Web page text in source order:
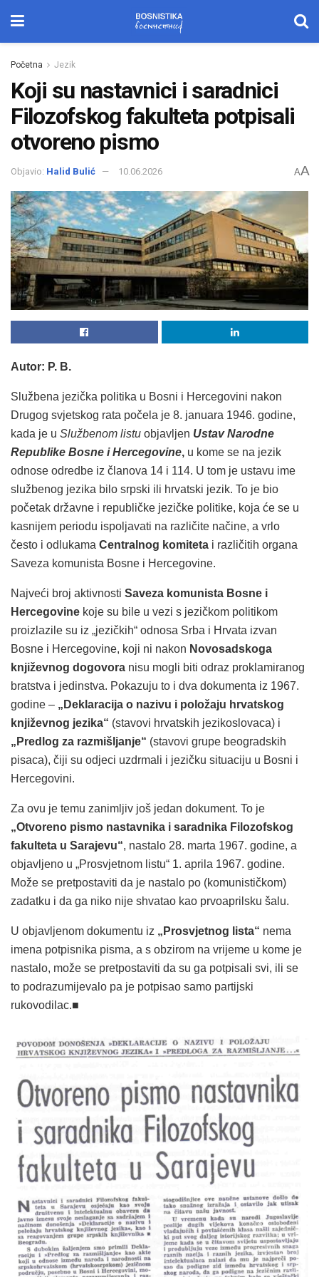
Početna Jezik
Koji su nastavnici i saradnici
Filozofskog fakulteta potpisali
otvoreno pismo
Objavio: Halid Bulić 10.06.2026 AA
Autor: P. B.
Službena jezička politika u Bosni i Hercegovini nakon
Drugog svjetskog rata počela je 8. januara 1946. godine,
kada je u Službenom listu objavljen Ustav Narodne
Republike Bosne i Hercegovine, u kome se na jezik
odnose odredbe iz članova 14 i 114. U tom je ustavu ime
službenog jezika bilo srpski ili hrvatski jezik. To je bio
početak državne i republičke jezičke politike, koja će se u
kasnijem periodu ispoljavati na različite načine, a vrlo
često i odlukama Centralnog komiteta i različitih organa
Saveza komunista Bosne i Hercegovine.
Najveći broj aktivnosti Saveza komunista Bosne i
Hercegovine koje su bile u vezi s jezičkom politikom
proizlazile su iz „jezičkih“ odnosa Srba i Hrvata izvan
Bosne i Hercegovine, koji ni nakon Novosadskoga
književnog dogovora nisu mogli biti odraz proklamiranog
bratstva i jedinstva. Pokazuju to i dva dokumenta iz 1967.
godine – „Deklaracija o nazivu i položaju hrvatskog
književnog jezika“ (stavovi hrvatskih jezikoslovaca) i
„Predlog za razmišljanje“ (stavovi grupe beogradskih
pisaca), čiji su odjeci uzdrmali i jezičku situaciju u Bosni i
Hercegovini.
Za ovu je temu zanimljiv još jedan dokument. To je
„Otvoreno pismo nastavnika i saradnika Filozofskog
fakulteta u Sarajevu“, nastalo 28. marta 1967. godine, a
objavljeno u „Prosvjetnom listu“ 1. aprila 1967. godine.
Može se pretpostaviti da je nastalo po (komunističkom)
zadatku i da ga niko nije shvatao kao prvoaprilsku šalu.
U objavljenom dokumentu iz „Prosvjetnog lista“ nema
imena potpisnika pisma, a s obzirom na vrijeme u kome je
nastalo, može se pretpostaviti da su ga potpisali svi, ili se
to podrazumijevalo pa je potpisao samo partijski
rukovodilac.■